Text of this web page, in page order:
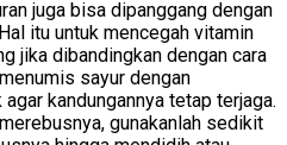
juga bisa dipanggang dengan
itu untuk mencegah vitamin
jika dibandingkan dengan cara
sayur dengan
kandungannya tetap terjaga.
gunakanlah sedikit